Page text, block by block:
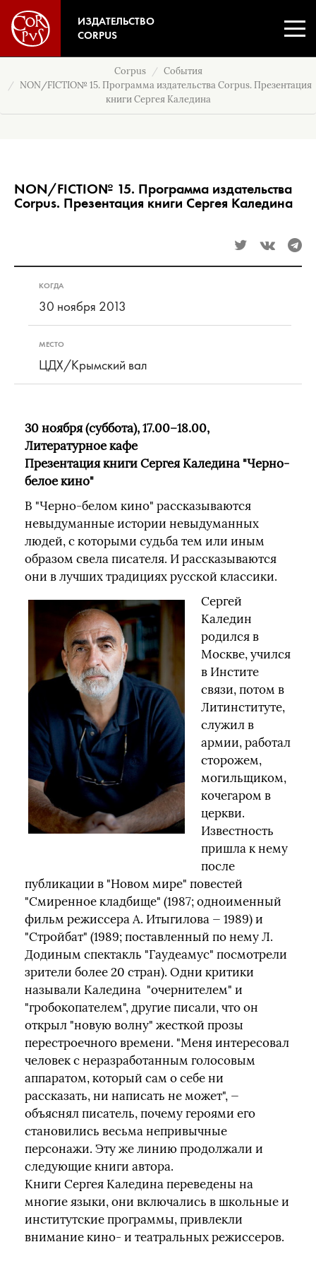
ИЗДАТЕЛЬСТВО
CORPUS
Corpus
События
NON/FICTIO№ 15. Программа издательства Corpus. Презентация
книги Сергея Каледина
NON/FICTIO№ 15. Программа издательства
Corpus. Презентация книги Сергея Каледина
КОГДА
30 ноября 2013
МЕСТО
ЦДХ/Крымский вал
30 ноября (суббота), 17.00–18.00,
Литературное кафе
Презентация книги Сергея Каледина "Черно-
белое кино"
В "Черно-белом кино" рассказываются
невыдуманные истории невыдуманных
людей, с которыми судьба тем или иным
образом свела писателя. И рассказываются
они в лучших традициях русской классики.
Сергей
Каледин
родился в
Москве, учился
в Инстите
связи, потом в
Литинституте,
служил в
армии, работал
сторожем,
могильщиком,
кочегаром в
церкви.
Известность
пришла к нему
после
публикации в "Новом мире" повестей
"Смиренное кладбище" (1987; одноименный
фильм режиссера А. Итыгилова — 1989) и
"Стройбат" (1989; поставленный по нему Л.
Додиным спектакль "Гаудеамус" посмотрели
зрители более 20 стран). Одни критики
называли Каледина "очернителем" и
"гробокопателем", другие писали, что он
открыл "новую волну" жесткой прозы
перестроечного времени. "Меня интересовал
человек с неразработанным голосовым
аппаратом, который сам о себе ни
рассказать, ни написать не может", —
объяснял писатель, почему героями его
становились весьма непривычные
персонажи. Эту же линию продолжали и
следующие книги автора.
Книги Сергея Каледина переведены на
многие языки, они включались в школьные и
институтские программы, привлекли
внимание кино- и театральных режиссеров.